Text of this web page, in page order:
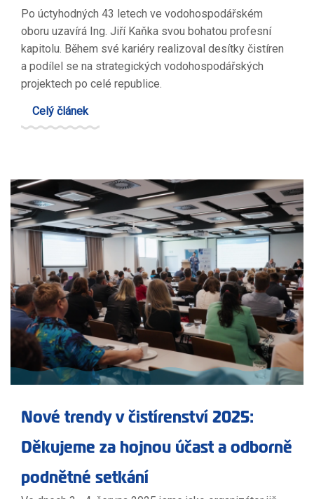
Po úctyhodných 43 letech ve vodohospodářském
oboru uzavírá Ing. Jiří Kaňka svou bohatou profesní
kapitolu. Během své kariéry realizoval desítky čistíren
a podílel se na strategických vodohospodářských
projektech po celé republice.
Celý článek
Nové trendy v čistírenství 2025:
Děkujeme za hojnou účast a odborně
podnětné setkání